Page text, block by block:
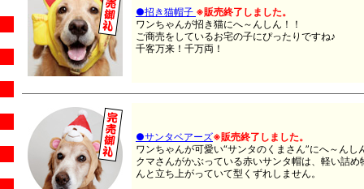
●招き猫帽子 ※販売終了しました。
ワンちゃんが招き猫にへ～んしん！！
ご商売をしているお宅の子にぴったりですね♪
千客万来！千万両！
●サンタベアーズ※販売終了しました。
ワンちゃんが可愛い“サンタのくまさん”にへ～んし
クマさんがかぶっている赤いサンタ帽は、軽い詰
んと立ち上がっていて型くずれしません。